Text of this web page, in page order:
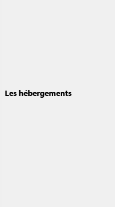
Les hébergements